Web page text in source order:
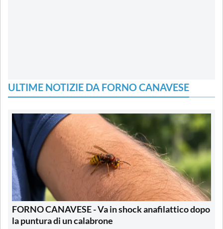
ULTIME NOTIZIE DA FORNO CANAVESE
FORNO CANAVESE - Va in shock anafilattico dopo
la puntura di un calabrone